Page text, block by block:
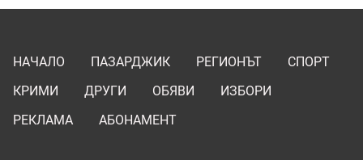
НАЧАЛО ПАЗАРДЖИК РЕГИОНЪТ
СПОРТ
КРИМИ
ДРУГИ ОБЯВИ
ИЗБОРИ
РЕКЛАМА
АБОНАМЕНТ